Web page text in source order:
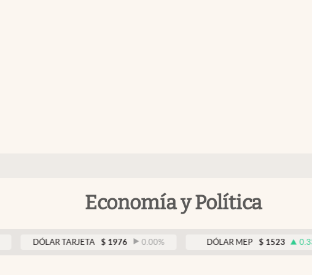
Economía y Política
DÓLAR TARJETA $ 1976 0.00% DÓLAR MEP $ 1523 0.33%